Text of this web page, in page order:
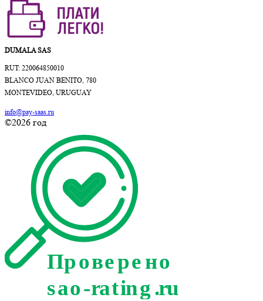
DUMALA SAS
RUT: 220064850010
BLANCO JUAN BENITO, 780
MONTEVIDEO, URUGUAY
info@pay-saas.ru
©2026 год